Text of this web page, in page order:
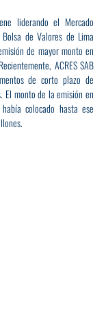
liderando el Mercado
de Valores de Lima
de mayor monto en
ACRES SAB
de corto plazo de
El monto de la emisión en
colocado hasta ese